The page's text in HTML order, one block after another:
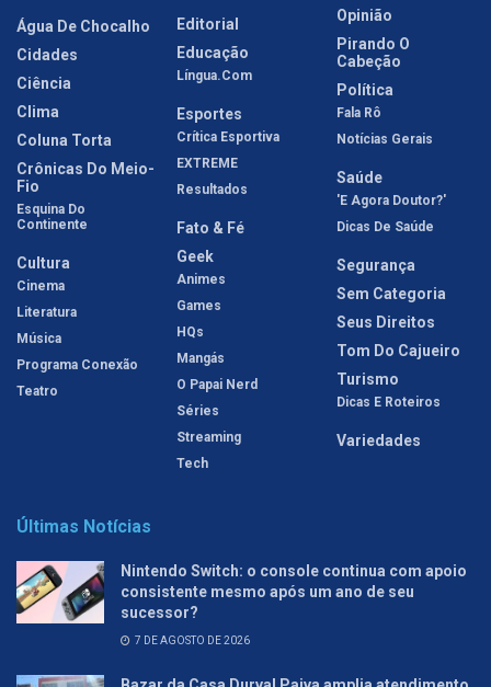
Água De Chocalho
Cidades
Ciência
Clima
Coluna Torta
Crônicas Do Meio-
Fio
Esquina Do
Continente
Cultura
Cinema
Literatura
Música
Programa Conexão
Teatro
Editorial
Educação
Língua.com
Esportes
Crítica Esportiva
EXTREME
Resultados
Fato & Fé
Geek
Animes
Games
HQs
Mangás
O Papai Nerd
Séries
Streaming
Tech
Opinião
Pirando O
Cabeção
Política
Fala Rô
Notícias Gerais
Saúde
'E Agora Doutor?'
Dicas De Saúde
Segurança
Sem Categoria
Seus Direitos
Tom Do Cajueiro
Turismo
Dicas E Roteiros
Variedades
Últimas Notícias
Nintendo Switch: o console continua com apoio
consistente mesmo após um ano de seu
sucessor?
7 DE AGOSTO DE 2026